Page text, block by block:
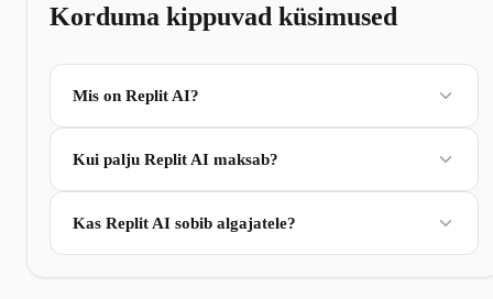
Korduma kippuvad küsimused
Mis on Replit AI?
Kui palju Replit AI maksab?
Kas Replit AI sobib algajatele?